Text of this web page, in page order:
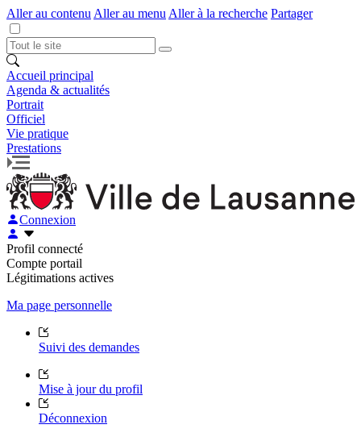
Aller au contenu Aller au menu Aller à la recherche Partager
Accueil principal
Agenda & actualités
Portrait
Officiel
Vie pratique
Prestations
Connexion
Profil connecté
Compte portail
Légitimations actives
Ma page personnelle
Suivi des demandes
Mise à jour du profil
Déconnexion